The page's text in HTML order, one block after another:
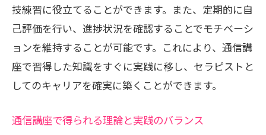
効率的に学ぶための時間管理術
通信講座で学ぶべき重要スキル
自主学習を促進する環境作り
進捗を追跡するための効率的な方法
オンラインリソースを活用した学び
技練習に役立てることができます。また、定期的に自
己評価を行い、進捗状況を確認することでモチベーシ
ョンを維持することが可能です。これにより、通信講
座で習得した知識をすぐに実践に移し、セラピストと
してのキャリアを確実に築くことができます。
通信講座で得られる理論と実践のバランス